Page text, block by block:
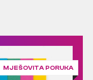
MJEŠOVITA PORUKA